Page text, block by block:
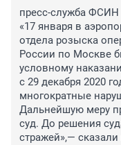
пресс-служба
«17 января в
отдела розыска
России по Москве
условному
с 29 декабря 2020
многократные
Дальнейшую меру
суд. До решения
стражей»,—